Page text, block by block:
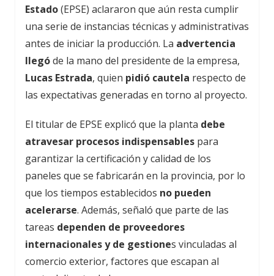
Estado(EPSE) aclararon que aún resta cumplir
una serie de instancias técnicas y administrativas
antes de iniciar la producción. La advertencia
llegóde la mano del presidente de la empresa,
Lucas Estrada, quien pidió cautela respecto de
las expectativas generadas en torno al proyecto.
El titular de EPSE explicó que la planta debe
atravesar procesos indispensables para
garantizar la certificación y calidad de los
paneles que se fabricarán en la provincia, por lo
que los tiempos establecidos no pueden
acelerarse. Además, señaló que parte de las
tareas dependen de proveedores
internacionales y de gestiones vinculadas al
comercio exterior, factores que escapan al